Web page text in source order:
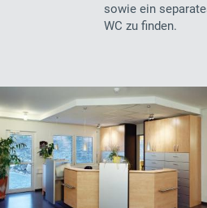
sowie ein
WC zu finden.